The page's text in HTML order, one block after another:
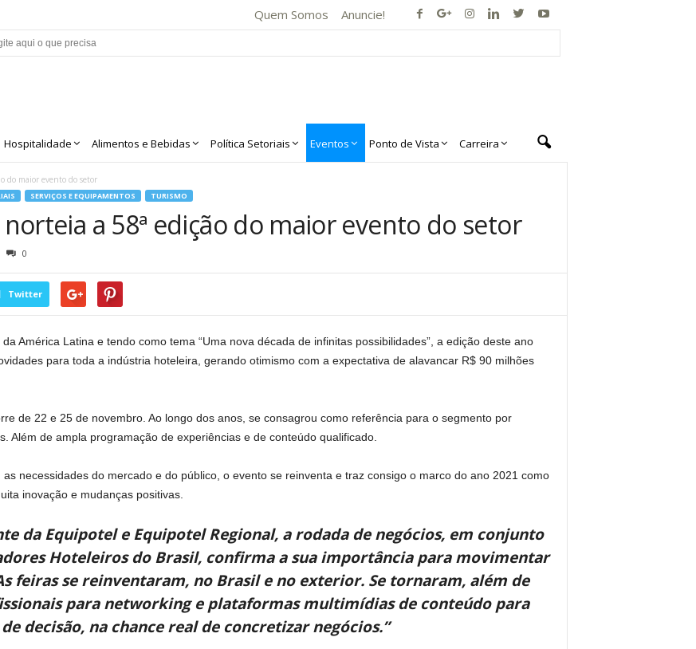
Quem Somos Anuncie!
Hospitalidade Alimentos e Bebidas Política Setoriais Eventos Ponto de Vista Carreira
do maior evento do setor
SERVIÇOS E EQUIPAMENTOS TURISMO
a 58ª edição do maior evento do setor
0
Twitter
América Latina e tendo como tema “Uma nova década de infinitas possibilidades”, a edição deste ano
para toda a indústria hoteleira, gerando otimismo com a expectativa de alavancar R$ 90 milhões
de 22 e 25 de novembro. Ao longo dos anos, se consagrou como referência para o segmento por
Além de ampla programação de experiências e de conteúdo qualificado.
necessidades do mercado e do público, o evento se reinventa e traz consigo o marco do ano 2021 como
inovação e mudanças positivas.
da Equipotel e Equipotel Regional, a rodada de negócios, em conjunto
Hoteleiros do Brasil, confirma a sua importância para movimentar
feiras se reinventaram, no Brasil e no exterior. Se tornaram, além de
para networking e plataformas multimídias de conteúdo para
decisão, na chance real de concretizar negócios.”